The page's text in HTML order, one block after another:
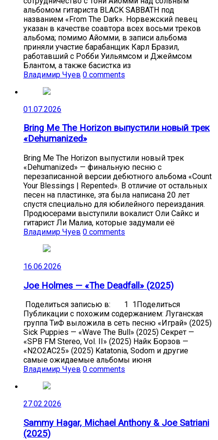
альбомом гитариста BLACK SABBATH под
названием «From The Dark». Норвежский певец
указан в качестве соавтора всех восьми треков
альбома; помимо Айомми, в записи альбома
приняли участие барабанщик Карл Бразил,
работавший с Робби Уильямсом и Джеймсом
Блантом, а также басистка из
Владимир Чуев 0 comments
01.07.2026
Bring Me The Horizon выпустили новый трек
«Dehumanized»
Bring Me The Horizon выпустили новый трек
«Dehumanized» — финальную песню с
перезаписанной версии дебютного альбома «Count
Your Blessings | Repented». В отличие от остальных
песен на пластинке, эта была написана 20 лет
спустя специально для юбилейного переиздания.
Продюсерами выступили вокалист Оли Сайкс и
гитарист Ли Малиа, которые задумали её
Владимир Чуев 0 comments
16.06.2026
Joe Holmes — «The Deadfall» (2025)
Поделиться записью в: 1 1Поделиться
Публикации с похожим содержанием: Луганская
группа ТиФ выложила в сеть песню «Играй» (2025)
Sick Puppies — «Wave The Bull» (2025) Секрет —
«SPB FM Stereo, Vol. II» (2025) Найк Борзов —
«N2O2AC25» (2025) Katatonia, Sodom и другие
самые ожидаемые альбомы июня
Владимир Чуев 0 comments
27.02.2026
Sammy Hagar, Michael Anthony & Joe Satriani
(2025)